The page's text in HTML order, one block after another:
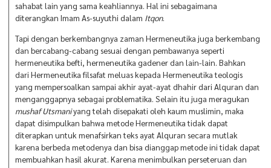
sahabat lain yang sama keahliannya. Hal ini sebagaimana
diterangkan Imam As-suyuthi dalam Itqon.
Tapi dengan berkembangnya zaman Hermeneutika juga berkembang
dan bercabang-cabang sesuai dengan pembawanya seperti
hermeneutika befti, hermeneutika gadener dan lain-lain. Bahkan
dari Hermeneutika filsafat meluas kepada Hermeneutika teologis
yang mempersoalkan sampai akhir ayat-ayat dhahir dari Alquran dan
menganggapnya sebagai problematika. Selain itu juga meragukan
mushaf Utsmaniyang telah disepakati oleh kaum muslimin, maka
dapat disimpulkan bahwa metode Hermeneutika tidak dapat
diterapkan untuk menafsirkan teks ayat Alquran secara mutlak
karena berbeda metodenya dan bisa dianggap metode ini tidak dapat
membuahkan hasil akurat. Karena menimbulkan perseteruan dan